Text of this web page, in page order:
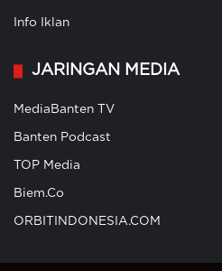
Info Iklan
JARINGAN MEDIA
MediaBanten TV
Banten Podcast
TOP Media
Biem.Co
ORBITINDONESIA.COM